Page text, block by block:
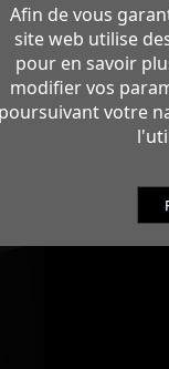
Afin de vous
site web utilise
pour en savoir
modifier vos
votre